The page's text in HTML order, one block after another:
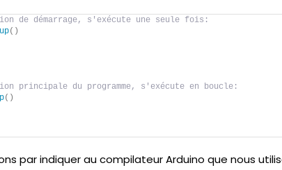
de démarrage, s'exécute une seule fois:
()
principale du programme, s'exécute en boucle:
()
par indiquer au compilateur Arduino que nous